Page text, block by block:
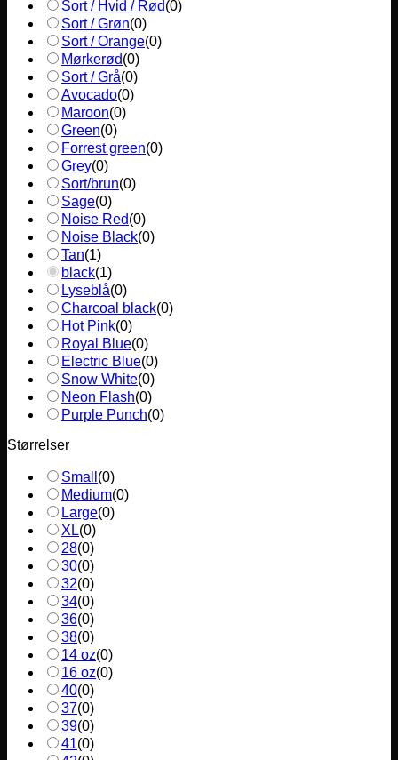
Sort / Hvid / Rød(0)
Sort / Grøn(0)
Sort / Orange(0)
Mørkerød(0)
Sort / Grå(0)
Avocado(0)
Maroon(0)
Green(0)
Forrest green(0)
Grey(0)
Sort/brun(0)
Sage(0)
Noise Red(0)
Noise Black(0)
Tan(1)
black(1)
Lyseblå(0)
Charcoal black(0)
Hot Pink(0)
Royal Blue(0)
Electric Blue(0)
Snow White(0)
Neon Flash(0)
Purple Punch(0)
Størrelser
Small (0)
Medium(0)
Large(0)
XL(0)
28(0)
30(0)
32(0)
34(0)
36(0)
38(0)
14 oz(0)
16 oz(0)
40(0)
37(0)
39(0)
41(0)